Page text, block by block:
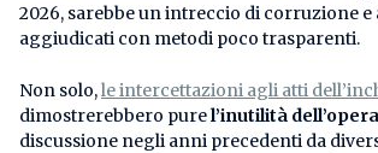
2026, sarebbe un intreccio di corruzione e
aggiudicati con metodi poco trasparenti.
Non solo,le intercettazioni agli atti
dimostrerebbero purel’inutilità dell’opera
discussione negli anni precedenti da